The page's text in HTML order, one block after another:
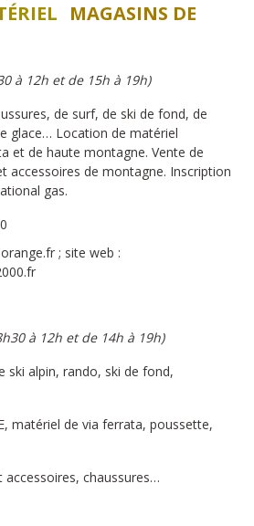
MAGASINS DE
à 12h et de 15h à 19h)
de surf, de ski de fond, de
glace… Location de matériel
et de haute montagne. Vente de
accessoires de montagne. Inscription
gas.
; site web :
à 12h et de 14h à 19h)
ski alpin, rando, ski de fond,
matériel de via ferrata, poussette,
accessoires, chaussures…